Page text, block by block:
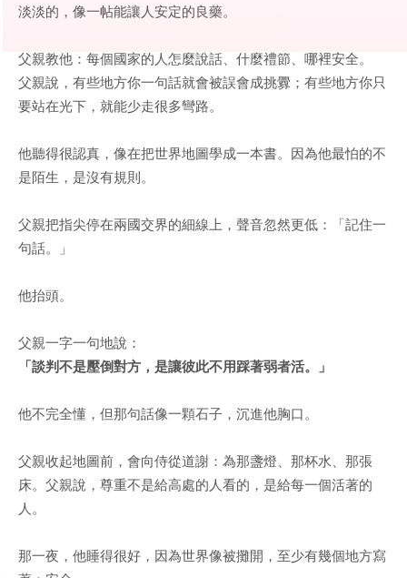
淡淡的，像一帖能讓人安定的良藥。
父親教他：每個國家的人怎麼說話、什麼禮節、哪裡安全。
父親說，有些地方你一句話就會被誤會成挑釁；有些地方你只
要站在光下，就能少走很多彎路。
他聽得很認真，像在把世界地圖學成一本書。因為他最怕的不
是陌生，是沒有規則。
父親把指尖停在兩國交界的細線上，聲音忽然更低：「記住一
句話。」
他抬頭。
父親一字一句地說：
「談判不是壓倒對方，是讓彼此不用踩著弱者活。」
他不完全懂，但那句話像一顆石子，沉進他胸口。
父親收起地圖前，會向侍從道謝：為那盞燈、那杯水、那張
床。父親說，尊重不是給高處的人看的，是給每一個活著的
人。
那一夜，他睡得很好，因為世界像被攤開，至少有幾個地方寫